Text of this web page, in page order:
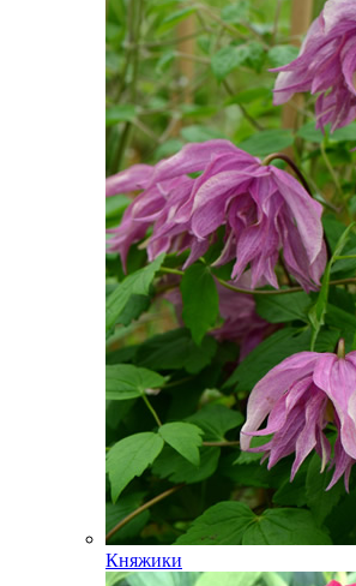
Княжики